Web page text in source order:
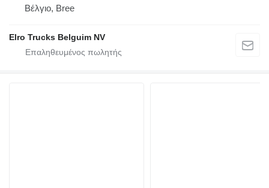
Βέλγιο, Bree
Elro Trucks Belguim NV